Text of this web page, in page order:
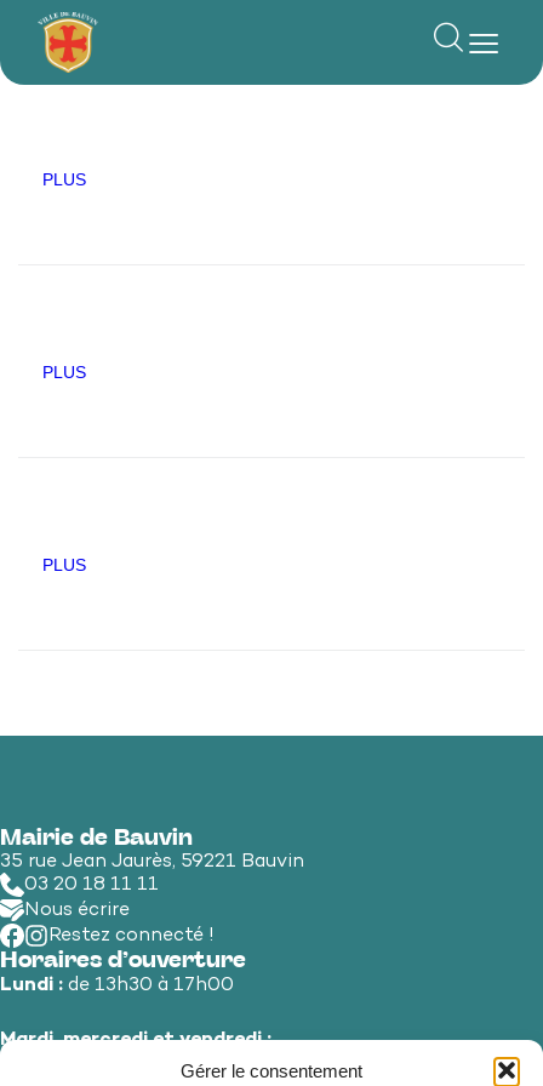
Gérer le consentement
principal
PLUS
PLUS
PLUS
Mairie de Bauvin
35 rue Jean Jaurès, 59221 Bauvin
03 20 18 11 11
Nous écrire
Restez connecté !
Horaires d’ouverture
Lundi : de 13h30 à 17h00
Mardi, mercredi et vendredi :
de 8h30 à 12h00 et de 13h30 à 17h00